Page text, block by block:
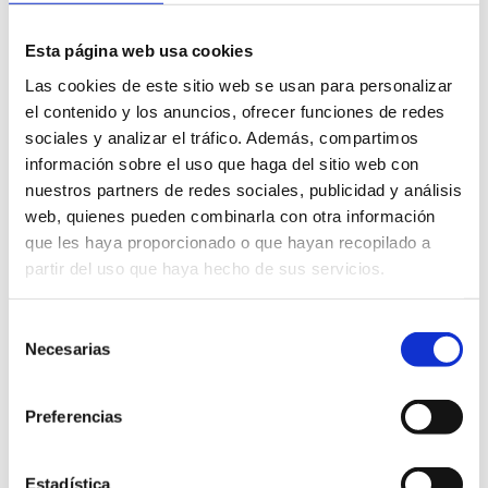
Esta página web usa cookies
Las cookies de este sitio web se usan para personalizar
el contenido y los anuncios, ofrecer funciones de redes
sociales y analizar el tráfico. Además, compartimos
información sobre el uso que haga del sitio web con
nuestros partners de redes sociales, publicidad y análisis
web, quienes pueden combinarla con otra información
que les haya proporcionado o que hayan recopilado a
partir del uso que haya hecho de sus servicios.
Necesarias
Preferencias
Estadística
révèle une nouvelle facette de l’âme méditerranéenne de
Que visiter
Voies monumentales
Cette page rassemble une sélection d’itinéraires conçus pour
découvrir le patrimoine monumental de la ville. Grâce à des
circuits pédestres, les visiteurs peuvent se plonger dans
emblématiques, ses coins qui ont une identité propre et les
éléments architecturaux qui ont marqué son évolutionurbaine,